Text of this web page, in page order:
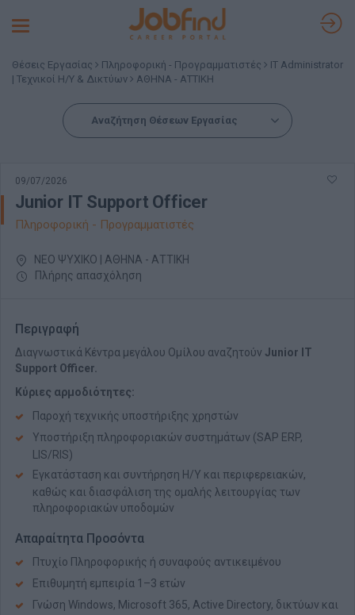
Toggle
Θέσεις Εργασίας Πληροφορική - Προγραμματιστές
IT Administrator
| Τεχνικοί Η/Υ & Δικτύων
ΑΘΗΝΑ - ΑΤΤΙΚΗ
Αναζήτηση Θέσεων Εργασίας
09/07/2026
Junior IT Support Officer
Πληροφορική - Προγραμματιστές
ΝΕΟ ΨΥΧΙΚΟ | ΑΘΗΝΑ - ΑΤΤΙΚΗ
Πλήρης απασχόληση
Περιγραφή
Διαγνωστικά Κέντρα μεγάλου Ομίλου αναζητούν Junior IT
Support Officer.
Κύριες αρμοδιότητες:
Παροχή τεχνικής υποστήριξης χρηστών
Υποστήριξη πληροφοριακών συστημάτων (SAP ERP,
LIS/RIS)
Εγκατάσταση και συντήρηση Η/Υ και περιφερειακών,
καθώς και διασφάλιση της ομαλής λειτουργίας των
πληροφοριακών υποδομών
Απαραίτητα Προσόντα
Πτυχίο Πληροφορικής ή συναφούς αντικειμένου
Επιθυμητή εμπειρία 1–3 ετών
Γνώση Windows, Microsoft 365, Active Directory, δικτύων και